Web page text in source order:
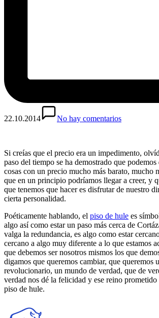
22.10.2014 No hay comentarios
Si creías que el precio era un impedimento,
paso del tiempo se ha demostrado que
cosas con un precio mucho más barato, mucho
que en un principio podríamos llegar a creer, y
que tenemos que hacer es disfrutar de nuestro
cierta personalidad.
Poéticamente hablando, el piso de hule es
algo así como estar un paso más cerca de
valga la redundancia, es algo como estar
cercano a algo muy diferente a lo que estamos
que debemos ser nosotros mismos los que
digamos que queremos cambiar, que queremos
revolucionario, un mundo de verdad, que de
verdad nos dé la felicidad y ese reino prometido
piso de hule.